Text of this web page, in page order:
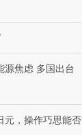
源焦虑 多国出台
元，操作巧思能否